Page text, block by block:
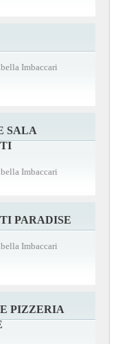
Imbaccari
SALA
Imbaccari
PARADISE
Imbaccari
PIZZERIA